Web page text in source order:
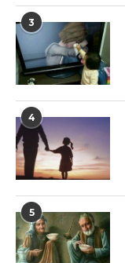
3
4
5